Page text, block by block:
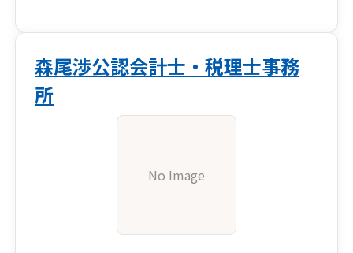
森尾渉公認会計士・税理士事務
所
No Image